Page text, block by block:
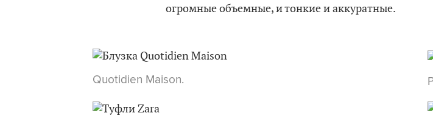
огромные объемные, и тонкие и аккуратные.
Quotidien Maison.